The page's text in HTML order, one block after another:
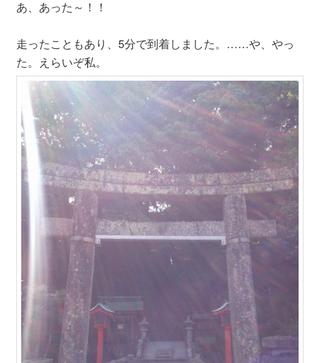
あ、あった～！！
走ったこともあり、5分で到着しました。……や、やっ
た。えらいぞ私。